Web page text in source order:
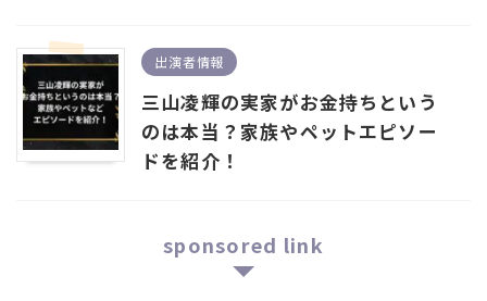
出演者情報
三山凌輝の実家がお金持ちという
のは本当？家族やペットエピソー
ドを紹介！
sponsored link